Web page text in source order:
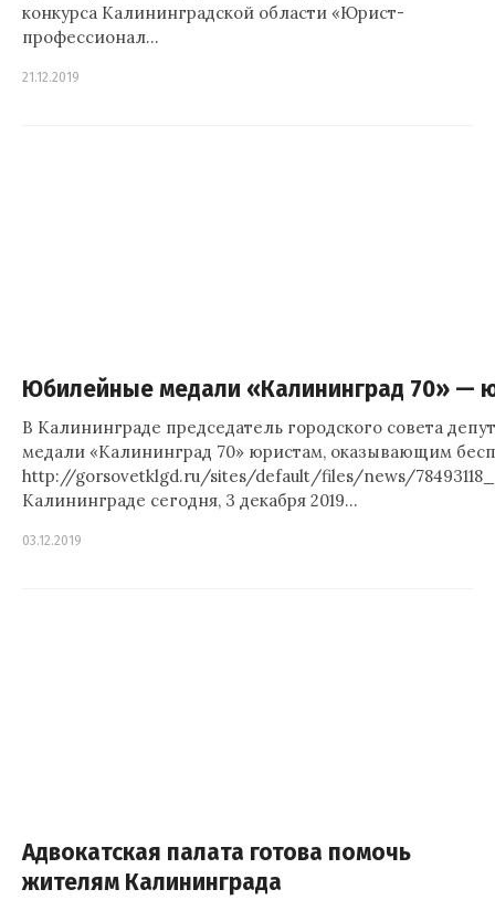
конкурса Калининградской области «Юрист-
профессионал…
21.12.2019
Юбилейные медали «Калининград 70» —
В Калининграде председатель городского совета
медали «Калининград 70» юристам, оказывающим
http://gorsovetklgd.ru/sites/default/files/news/
Калининграде сегодня, 3 декабря 2019…
03.12.2019
Адвокатская палата готова помочь
жителям Калининграда